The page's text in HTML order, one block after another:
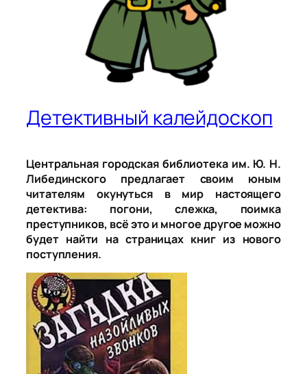
Детективный калейдоскоп
Центральная городская библиотека им. Ю. Н.
Либединского предлагает своим юным
читателям окунуться в мир настоящего
детектива: погони, слежка, поимка
преступников, всё это и многое другое можно
будет найти на страницах книг из нового
поступления.